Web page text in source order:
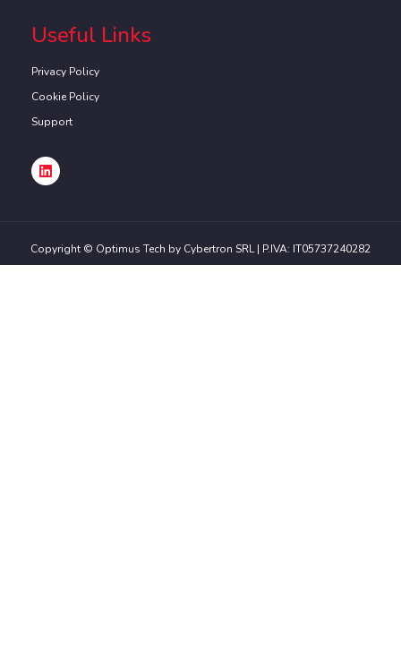
Useful Links
Privacy Policy
Cookie Policy
Support
Copyright © Optimus Tech by Cybertron SRL| P.IVA: IT05737240282